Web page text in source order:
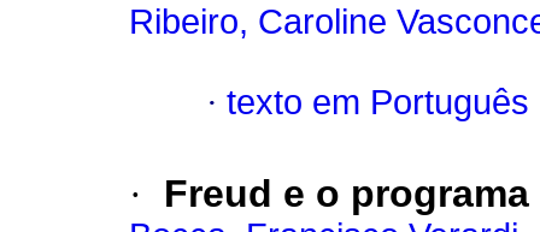
Ribeiro, Caroline
· texto em Português
· Freud e o